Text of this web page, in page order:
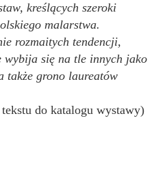
kreślących szeroki
malarstwa.
rozmaitych tendencji,
wybija się na tle innych jako
także grono laureatów
do katalogu wystawy)